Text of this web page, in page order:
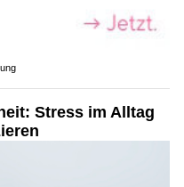
Stress im Alltag